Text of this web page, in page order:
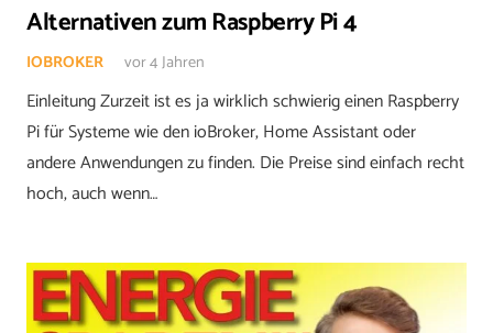
Alternativen zum Raspberry Pi 4
IOBROKER vor 4 Jahren
Einleitung Zurzeit ist es ja wirklich schwierig einen Raspberry
Pi für Systeme wie den ioBroker, Home Assistant oder
andere Anwendungen zu finden. Die Preise sind einfach recht
hoch, auch wenn…